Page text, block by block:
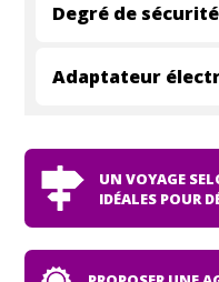
Degré de
Adaptateur
UN VOYAGE
IDÉALES POUR